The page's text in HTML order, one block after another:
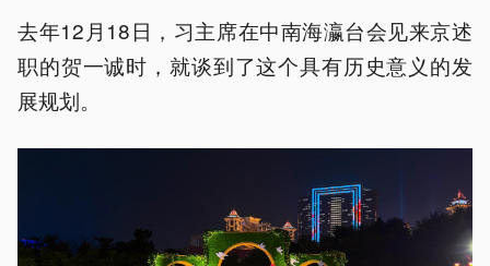
去年12月18日，习主席在中南海瀛台会见来京述
职的贺一诚时，就谈到了这个具有历史意义的发
展规划。